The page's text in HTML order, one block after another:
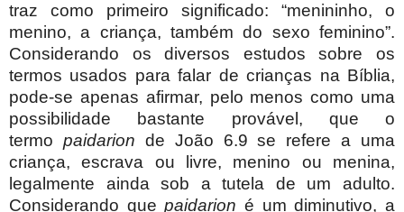
traz como primeiro significado: “menininho, o
menino, a criança, também do sexo feminino”.
Considerando os diversos estudos sobre os
termos usados para falar de crianças na Bíblia,
pode-se apenas afirmar, pelo menos como uma
possibilidade bastante provável, que o
termo paidarion de João 6.9 se refere a uma
criança, escrava ou livre, menino ou menina,
legalmente ainda sob a tutela de um adulto.
Considerando quepaidarion é um diminutivo, a